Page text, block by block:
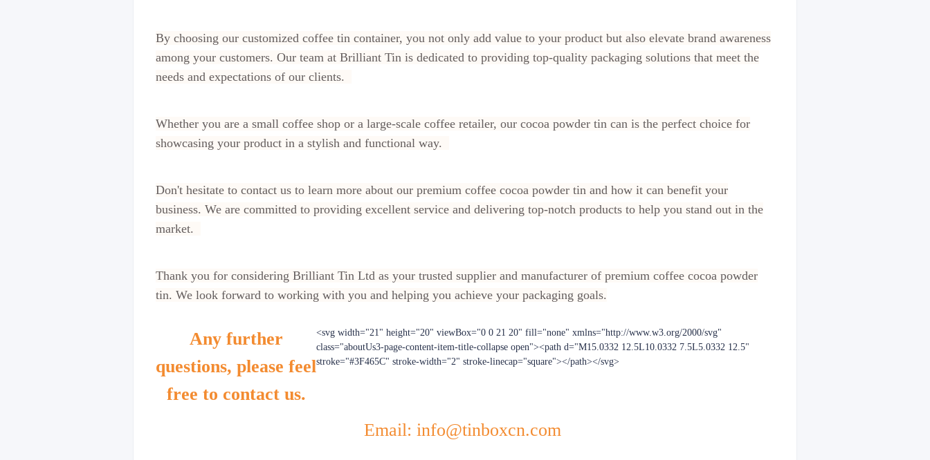
By choosing our customized coffee tin container, you not only add value to your product but also elevate brand awareness
among your customers. Our team at Brilliant Tin is dedicated to providing top-quality packaging solutions that meet the
needs and expectations of our clients.
Whether you are a small coffee shop or a large-scale coffee retailer, our cocoa powder tin can is the perfect choice for
showcasing your product in a stylish and functional way.
Don't hesitate to contact us to learn more about our premium coffee cocoa powder tin and how it can benefit your
business. We are committed to providing excellent service and delivering top-notch products to help you stand out in the
market.
Thank you for considering Brilliant Tin Ltd as your trusted supplier and manufacturer of premium coffee cocoa powder
tin. We look forward to working with you and helping you achieve your packaging goals.
Any further
questions, please feel
free to contact us.
<svg width="21" height="20" viewBox="0 0 21 20" fill="none" xmlns="http://www.w3.org/2000/svg"
class="aboutUs3-page-content-item-title-collapse open"><path d="M15.0332 12.5L10.0332 7.5L5.0332 12.5"
stroke="#3F465C" stroke-width="2" stroke-linecap="square"></path></svg>
Email: info@tinboxcn.com